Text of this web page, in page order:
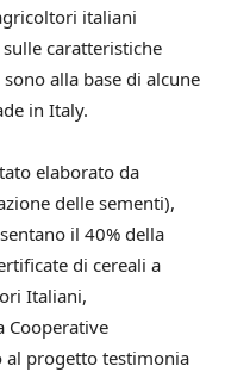
italiani
caratteristiche
alla base di alcune
in Italy.
elaborato da
delle sementi),
il 40% della
di cereali a
Italiani,
Cooperative
progetto testimonia